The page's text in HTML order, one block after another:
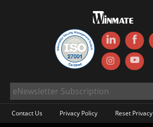
Contact Us Privacy Policy
Reset Privacy